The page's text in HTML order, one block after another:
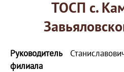
ТОСП с.
Руководитель
филиала